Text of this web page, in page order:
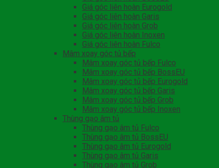
Giá góc liên hoàn Eurogold
Giá góc liên hoàn Garis
Giá góc liên hoàn Grob
Giá góc liên hoàn Inoxen
Giá góc liên hoàn Fulco
Mâm xoay góc tủ bếp
Mâm xoay góc tủ bếp Fulco
Mâm xoay góc tủ bếp BossEU
Mâm xoay góc tủ bếp Eurogold
Mâm xoay góc tủ bếp Garis
Mâm xoay góc tủ bếp Grob
Mâm xoay góc tủ bếp Inoxen
Thùng gạo âm tủ
Thùng gạo âm tủ Fulco
Thùng gạo âm tủ BossEU
Thùng gạo âm tủ Eurogold
Thùng gạo âm tủ Garis
Thùng gạo âm tủ Grob